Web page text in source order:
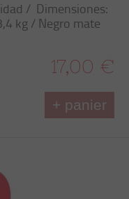
/ Dimensiones:
kg / Negro mate
17,00 €
+ panier